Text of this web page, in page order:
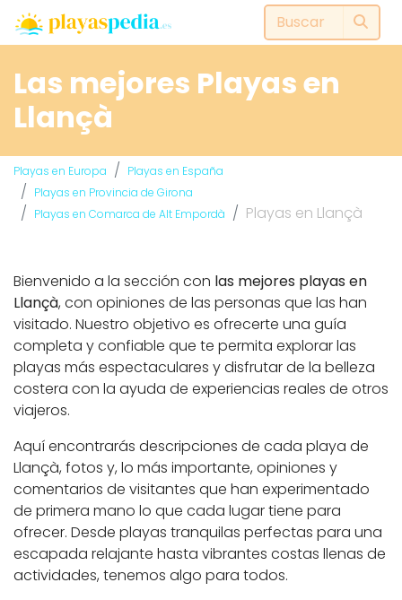
Las mejores Playas en
Llançà
Playas en Europa
Playas en España
Playas en Provincia de Girona
Playas en Comarca de Alt Empordà
Playas en Llançà
Bienvenido a la sección con las mejores playas en
Llançà, con opiniones de las personas que las han
visitado. Nuestro objetivo es ofrecerte una guía
completa y confiable que te permita explorar las
playas más espectaculares y disfrutar de la belleza
costera con la ayuda de experiencias reales de otros
viajeros.
Aquí encontrarás descripciones de cada playa de
Llançà, fotos y, lo más importante, opiniones y
comentarios de visitantes que han experimentado
de primera mano lo que cada lugar tiene para
ofrecer. Desde playas tranquilas perfectas para una
escapada relajante hasta vibrantes costas llenas de
actividades, tenemos algo para todos.